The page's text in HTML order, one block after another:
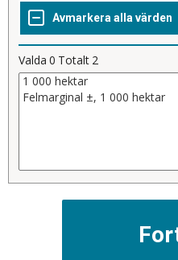
Valda 0 Totalt 2